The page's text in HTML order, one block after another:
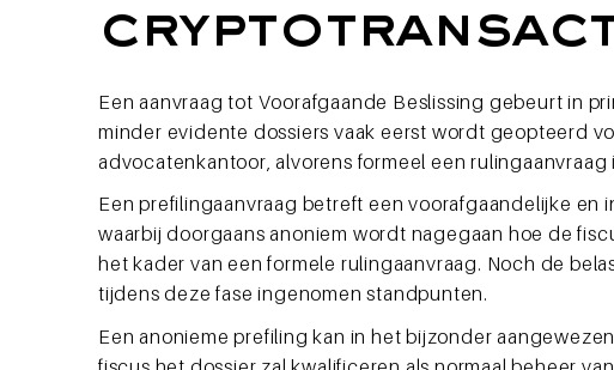
Een aanvraag tot Voorafgaande Beslissing gebeurt in
minder evidente dossiers vaak eerst wordt geopteerd
advocatenkantoor, alvorens formeel een rulingaanvraag
Een prefilingaanvraag betreft een voorafgaandelijke en
waarbij doorgaans anoniem wordt nagegaan hoe de
het kader van een formele rulingaanvraag. Noch de
tijdens deze fase ingenomen standpunten.
Een anonieme prefiling kan in het bijzonder